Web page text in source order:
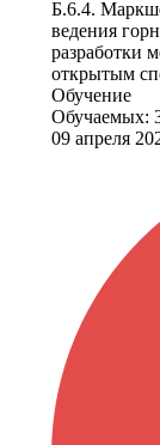
Б.6.4.
ведения
разработки
открытым
Обучение
Обучаемых:
09 апреля